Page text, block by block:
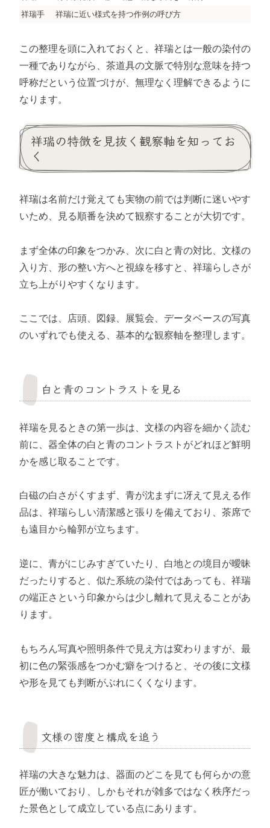
祥瑞手
祥瑞に近い様式を持つ作例の呼び方
この整理を頭に入れておくと、祥瑞とは一般の染付の
一種でありながら、茶道具の文脈で特別な意味を持つ
呼称だという位置づけが、無理なく理解できるように
なります。
祥瑞の特徴を見抜く観察軸を知ってお
く
祥瑞は名前だけ覚えても実物の前では判断に迷いやす
いため、見る順番を決めて観察することが大切です。
まず全体の印象をつかみ、次に白と青の対比、文様の
入り方、形の整い方へと視線を移すと、祥瑞らしさが
立ち上がりやすくなります。
ここでは、店頭、図録、展覧会、データベースの写真
のいずれでも使える、基本的な観察軸を整理します。
白と青のコントラストを見る
祥瑞を見るときの第一歩は、文様の内容を細かく読む
前に、器全体の白と青のコントラストがどれほど鮮明
かを感じ取ることです。
白磁の白さがくすまず、青が沈まずに冴えて見える作
品は、祥瑞らしい清潔感と張りを備えており、茶席で
も遠目から輪郭が立ちます。
逆に、青がにじみすぎていたり、白地との境目が曖昧
だったりすると、似た系統の染付ではあっても、祥瑞
の端正さという印象からは少し離れて見えることがあ
ります。
もちろん写真や照明条件で見え方は変わりますが、最
初に色の緊張感をつかむ癖をつけると、その後に文様
や形を見ても判断がぶれにくくなります。
文様の密度と構成を追う
祥瑞の大きな魅力は、器面のどこを見ても何らかの意
匠が働いており、しかもそれが雑多ではなく秩序だっ
た景色として成立している点にあります。